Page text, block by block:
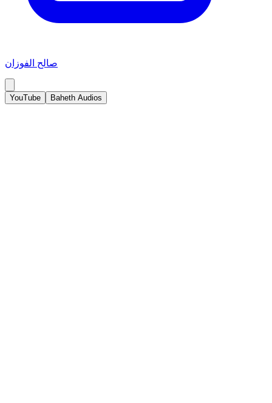
صالح الفوزان
YouTube Baheth Audios